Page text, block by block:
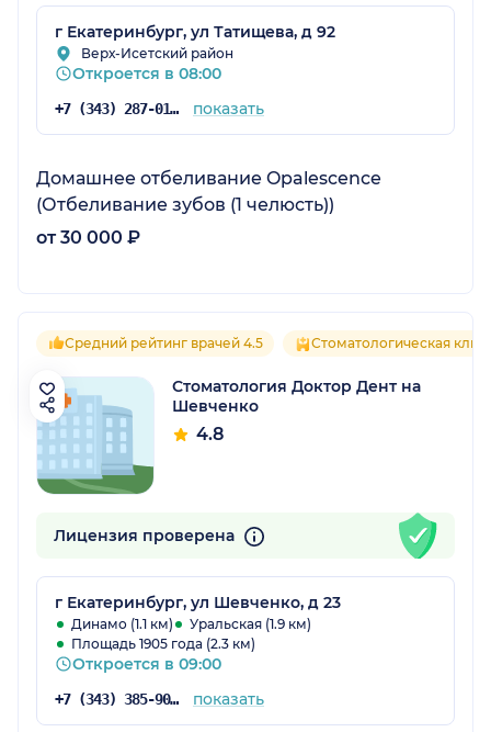
г Екатеринбург, ул Татищева, д 92
Верх-Исетский район
Откроется в 08:00
+7 (343) 287-01-60 показать
Домашнее отбеливание Opalescence
(Отбеливание зубов (1 челюсть))
от 30 000 ₽
Средний рейтинг врачей 4.5 Стоматологическая
Стоматология Доктор Дент на
Шевченко
4.8
Лицензия проверена
г Екатеринбург, ул Шевченко, д 23
Динамо (1.1 км)
Уральская (1.9 км)
Площадь 1905 года (2.3 км)
Откроется в 09:00
+7 (343) 385-90-95 показать